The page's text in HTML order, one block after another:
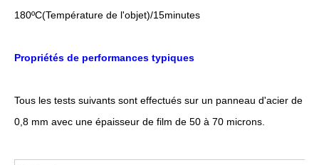
180ºC(Température de l'objet)/15minutes
Propriétés de performances typiques
Tous les tests suivants sont effectués sur un panneau d'acier de
0,8 mm avec une épaisseur de film de 50 à 70 microns.